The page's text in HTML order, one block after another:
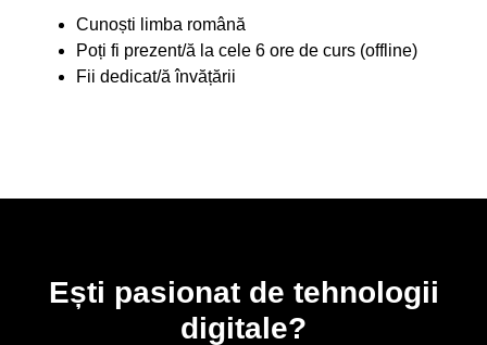
Cunoști limba română
Poți fi prezent/ă la cele 6 ore de curs (offline)
Fii dedicat/ă învățării
Ești pasionat de tehnologii
digitale?